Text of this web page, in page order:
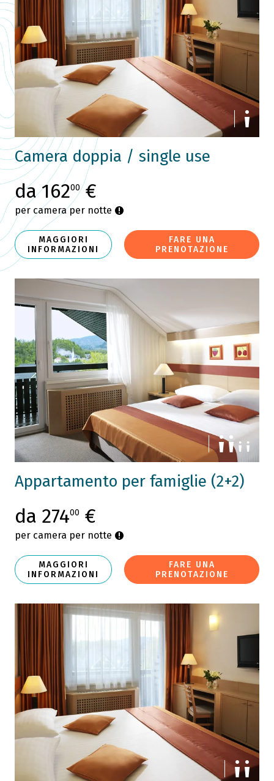
Camera doppia / single use
da 16200€
per camera per notte
MAGGIORI
INFORMAZIONI
FARE UNA
PRENOTAZIONE
Appartamento per famiglie (2+2)
da 27400 €
per camera per notte
MAGGIORI
INFORMAZIONI
FARE UNA
PRENOTAZIONE